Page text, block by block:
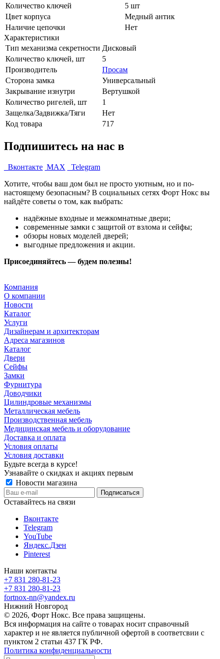
Количество ключей
5 шт
Цвет корпуса
Медный антик
Наличие цепочки
Нет
Характеристики
Тип механизма секретности Дисковый
Количество ключей, шт
5
Производитель
Просам
Сторона замка
Универсальный
Закрывание изнутри
Вертушкой
Количество ригелей, шт
1
Защелка/Задвижка/Тяги
Нет
Код товара
717
Подпишитесь на нас в
Вконтакте MAX
Telegram
Хотите, чтобы ваш дом был не просто уютным, но и по-
настоящему безопасным? В социальных сетях Форт Нокс вы
найдёте советы о том, как выбрать:
надёжные входные и межкомнатные двери;
современные замки с защитой от взлома и сейфы;
обзоры новых моделей дверей;
выгодные предложения и акции.
Присоединяйтесь — будем полезны!
Компания
О компании
Новости
Каталог
Услуги
Дизайнерам и архитекторам
Адреса магазинов
Каталог
Двери
Сейфы
Замки
Фурнитура
Доводчики
Цилиндровые механизмы
Металлическая мебель
Производственная мебель
Медицинская мебель и оборудование
Доставка и оплата
Условия оплаты
Условия доставки
Будьте всегда в курсе!
Узнавайте о скидках и акциях первым
Новости магазина
Оставайтесь на связи
Вконтакте
Telegram
YouTube
Яндекс.Дзен
Pinterest
Наши контакты
+7 831 280-81-23
+7 831 280-81-23
fortnox-nn@yandex.ru
Нижний Новгород
© 2026, Форт Нокс. Все права защищены.
Вся информация на сайте о товарах носит справочный
характер и не является публичной офертой в соответсвии с
пунктом 2 статьи 437 ГК РФ.
Политика конфиденциальности